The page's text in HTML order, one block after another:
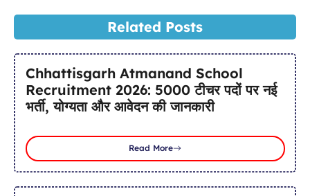
Related Posts
Chhattisgarh Atmanand School
Recruitment 2026: 5000 टीचर पदों पर नई
भर्ती, योग्यता और आवेदन की जानकारी
Read More